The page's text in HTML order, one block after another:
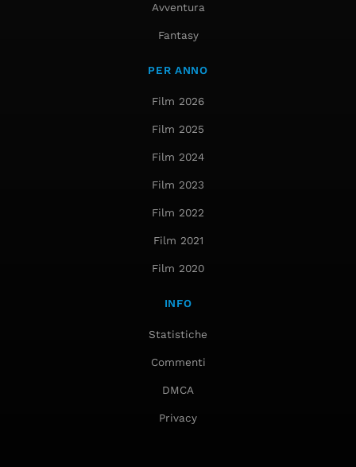
Avventura
Fantasy
PER ANNO
Film 2026
Film 2025
Film 2024
Film 2023
Film 2022
Film 2021
Film 2020
INFO
Statistiche
Commenti
DMCA
Privacy